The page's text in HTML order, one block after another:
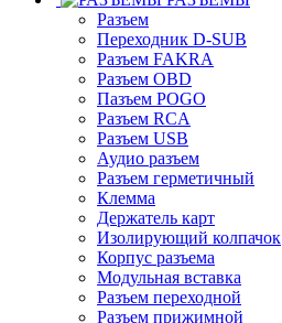
Разъем
Переходник D-SUB
Разъем FAKRA
Разъем OBD
Пазъем POGO
Разъем RCA
Разъем USB
Аудио разъем
Разъем герметичный
Клемма
Держатель карт
Изолирующий колпачок
Корпус разъема
Модульная вставка
Разъем переходной
Разъем прижимной